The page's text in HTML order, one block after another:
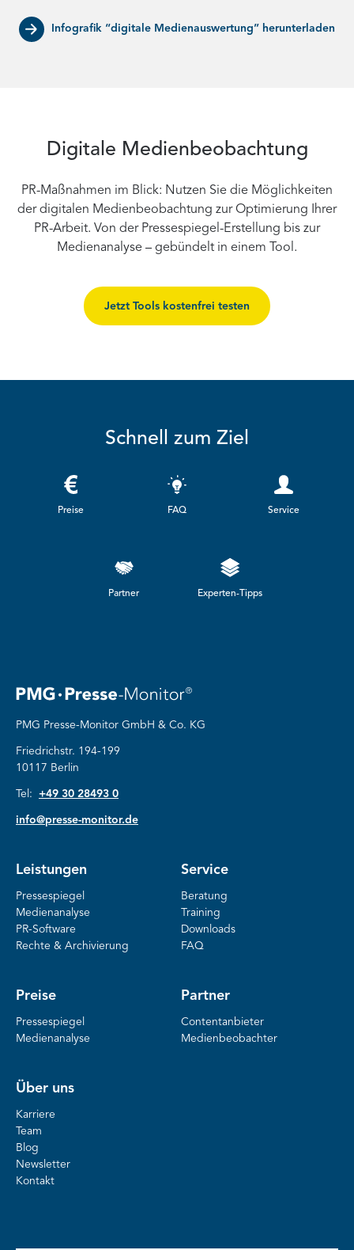
Infografik “digitale Medienauswertung” herunterladen
Digitale Medienbeobachtung
PR-Maßnahmen im Blick: Nutzen Sie die Möglichkeiten
der digitalen Medienbeobachtung zur Optimierung Ihrer
PR-Arbeit. Von der Pressespiegel-Erstellung bis zur
Medienanalyse – gebündelt in einem Tool.
Jetzt Tools kostenfrei testen
Schnell zum Ziel
Preise FAQ Service
Partner Experten-Tipps
PMG Presse-Monitor GmbH & Co. KG
Friedrichstr. 194-199
10117 Berlin
Tel: +49 30 28493 0
info@presse-monitor.de
Leistungen
Pressespiegel
Medienanalyse
PR-Software
Rechte & Archivierung
Service
Beratung
Training
Downloads
FAQ
Preise
Pressespiegel
Medienanalyse
Partner
Contentanbieter
Medienbeobachter
Über uns
Karriere
Team
Blog
Newsletter
Kontakt